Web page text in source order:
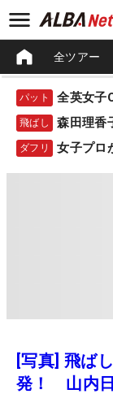
全ツアー
パット 全英女子
飛ばし 森田理香
ダフリ 女子プロ
[写真] 飛ば
発！ 山内日